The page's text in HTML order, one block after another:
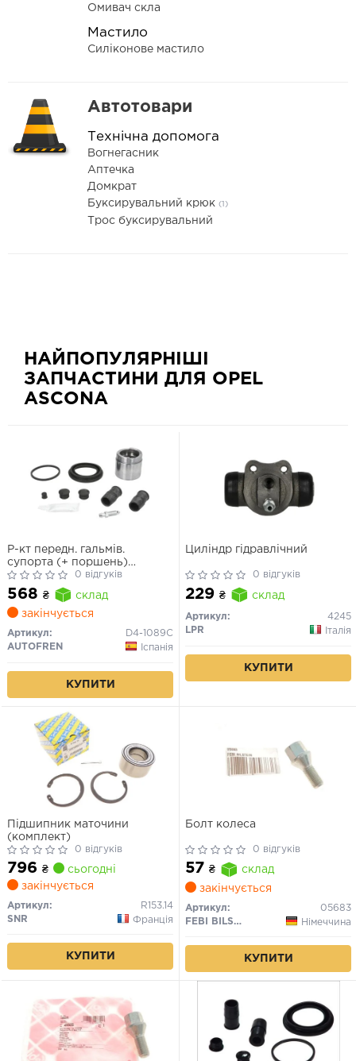
Омивач скла
Мастило
Силіконове мастило
Автотовари
Технічна допомога
Вогнегасник
Аптечка
Домкрат
Буксирувальний крюк (1)
Трос буксирувальний
НАЙПОПУЛЯРНІШІ
ЗАПЧАСТИНИ ДЛЯ OPEL
ASCONA
Р-кт передн. гальмів.
супорта (+ поршень)
Daewoo Espero, Lanos, Sens,
Nexia /Opel Ascona C, Astra
F, Kadett E, Vectra A, B (Ate
52mm)
0 відгуків
568 ₴
склад
закінчується
Артикул:
D4-1089C
AUTOFREN
Іспанія
КУПИТИ
Циліндр гідравлічний
0 відгуків
229 ₴ склад
Артикул:
4245
LPR
Італія
КУПИТИ
Підшипник маточини
(комплект)
0 відгуків
796 ₴
сьогодні
закінчується
Артикул:
R153.14
SNR
Франція
КУПИТИ
Болт колеса
0 відгуків
57 ₴
склад
закінчується
Артикул:
05683
FEBI BILSTEIN
Німеччина
КУПИТИ